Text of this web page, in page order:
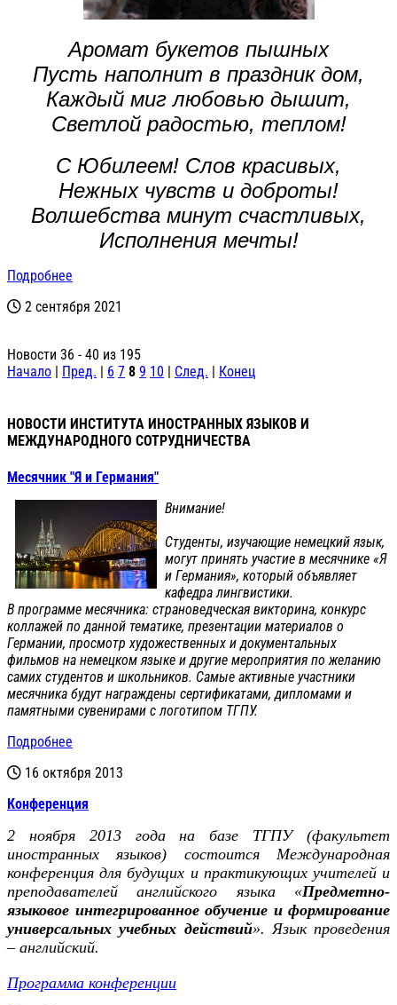
Аромат букетов пышных
Пусть наполнит в праздник дом,
Каждый миг любовью дышит,
Светлой радостью, теплом!
С Юбилеем! Слов красивых,
Нежных чувств и доброты!
Волшебства минут счастливых,
Исполнения мечты!
Подробнее
2 сентября 2021
Новости 36 - 40 из 195
Начало | Пред. | 6 7 8 9 10 | След. | Конец
НОВОСТИ ИНСТИТУТА ИНОСТРАННЫХ ЯЗЫКОВ И
МЕЖДУНАРОДНОГО СОТРУДНИЧЕСТВА
Месячник "Я и Германия"
Внимание!
Студенты, изучающие немецкий язык,
могут принять участие в месячнике «Я
и Германия», который объявляет
кафедра лингвистики.
В программе месячника: страноведческая викторина, конкурс
коллажей по данной тематике, презентации материалов о
Германии, просмотр художественных и документальных
фильмов на немецком языке и другие мероприятия по желанию
самих студентов и школьников. Самые активные участники
месячника будут награждены сертификатами, дипломами и
памятными сувенирами с логотипом ТГПУ.
Подробнее
16 октября 2013
Конференция
2 ноября 2013 года на базе ТГПУ (факультет
иностранных языков) состоится Международная
конференция для будущих и практикующих учителей и
преподавателей английского языка «Предметно-
языковое интегрированное обучение и формирование
универсальных учебных действий». Язык проведения
– английский.
Программа конференции